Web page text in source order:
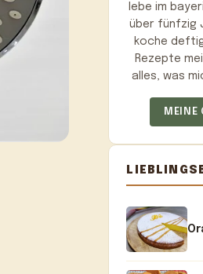
lebe im
über fünfzig
koche
Rezepte
alles, was
MEINE